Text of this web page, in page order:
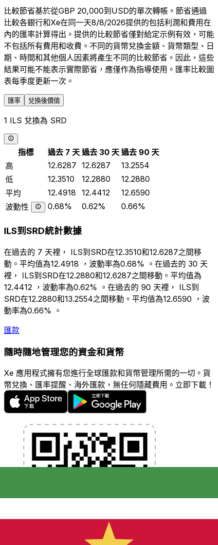
比較節省基於從GBP 20,000到USD的單次轉帳。節省通過
比較各銀行和Xe在同一天8/8/2026提供的包括利潤和費用在
內的匯率計算得出。提供的比較節省僅對給定示例有效，可能
不包括所有費用和收費。不同的貨幣兌換金額、貨幣類型、日
期、時間和其他個人因素將產生不同的比較節省。因此，這些
結果可能不能表示實際節省，應僅作為指導使用。匯率比較圖
表每季度更新一次。
匯率 兌換後價值
1 ILS 兌換為 SRD
指標 過去 7 天 過去 30 天 過去 90 天
高
12.6287 12.6287
13.2554
低
12.3510 12.2880
12.2880
平均
12.4918 12.4412
12.6590
波動性
0.68% 0.62% 0.66%
ILS到SRD統計數據
在過去的 7 天裡， ILS到SRD在12.3510和12.6287之間移
動。平均值為12.4918 ，波動率為0.68% 。在過去的 30 天
裡， ILS到SRD在12.2880和12.6287之間移動。平均值為
12.4412 ，波動率為0.62% 。在過去的 90 天裡， ILS到
SRD在12.2880和13.2554之間移動。平均值為12.6590 ，波
動率為0.66% 。
匯款
隨時隨地管理您的資金和貨幣
Xe 應用程式擁有您進行全球匯款和貨幣管理所需的一切。貨
幣兌換、匯率提醒、海外匯款，無任何隱藏費用。立即下載！